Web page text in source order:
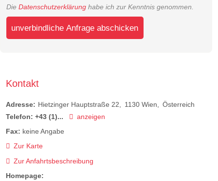
Die Datenschutzerklärung habe ich zur Kenntnis genommen.
unverbindliche Anfrage abschicken
Kontakt
Adresse: Hietzinger Hauptstraße 22 1130 Wien
Österreich
Telefon: +43 (1)...
anzeigen
Fax: keine Angabe
Zur Karte
Zur Anfahrtsbeschreibung
Homepage: